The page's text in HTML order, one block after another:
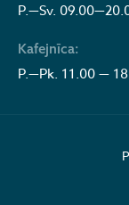
P.—Sv.
Kafejnīca:
P.—Pk. 11.00 —